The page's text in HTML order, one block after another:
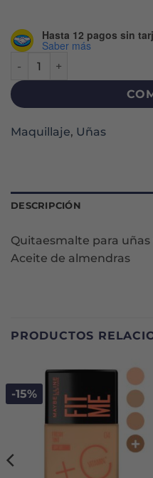
Hasta 12 pagos sin
Saber más
Maquillaje, Uñas
DESCRIPCIÓN
Quitaesmalte para
Aceite de almendras
PRODUCTOS
-15%